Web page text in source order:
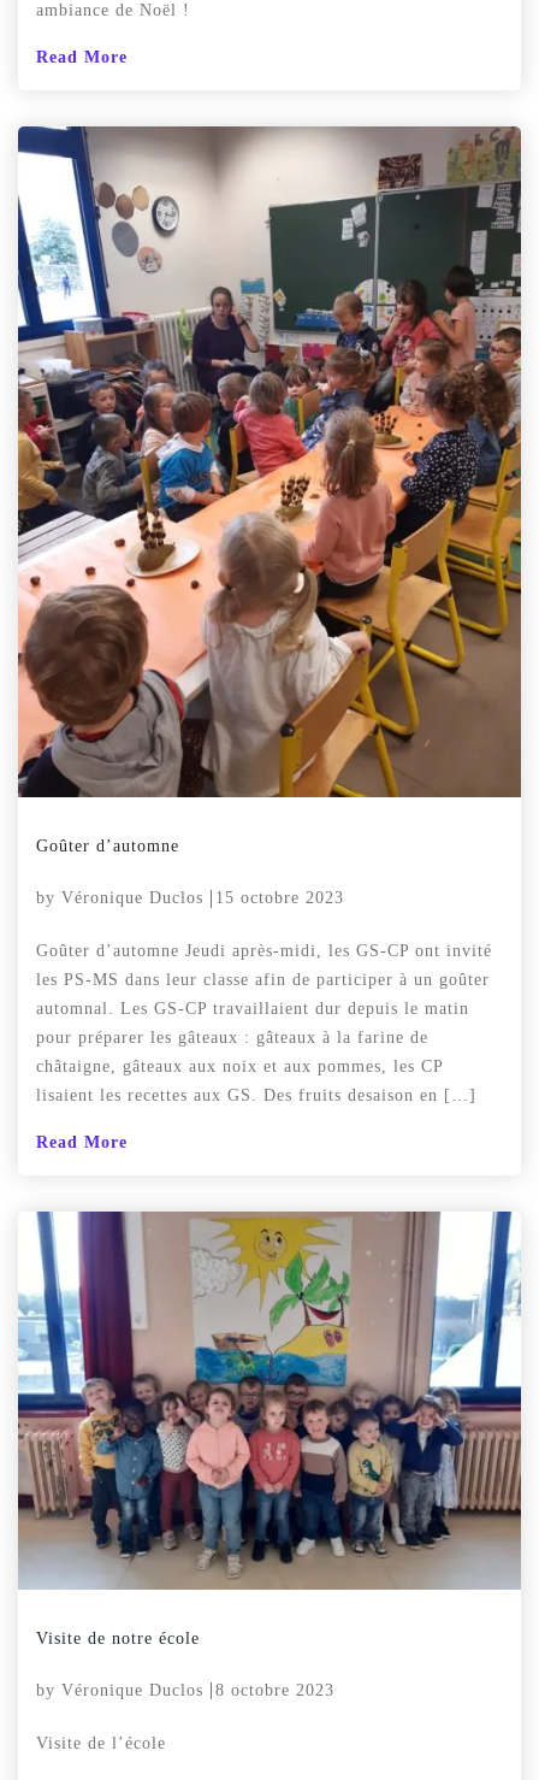
ambiance de Noël !
Read More
Goûter d’automne
by Véronique Duclos 15 octobre 2023
Goûter d’automne Jeudi après-midi, les GS-CP ont invité
les PS-MS dans leur classe afin de participer à un goûter
automnal. Les GS-CP travaillaient dur depuis le matin
pour préparer les gâteaux : gâteaux à la farine de
châtaigne, gâteaux aux noix et aux pommes, les CP
lisaient les recettes aux GS. Des fruits desaison en […]
Read More
Visite de notre école
by Véronique Duclos 8 octobre 2023
Visite de l’école